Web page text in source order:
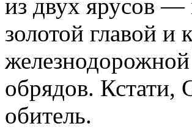
из двух ярусов —
золотой главой и
обрядов. Кстати,
обитель.